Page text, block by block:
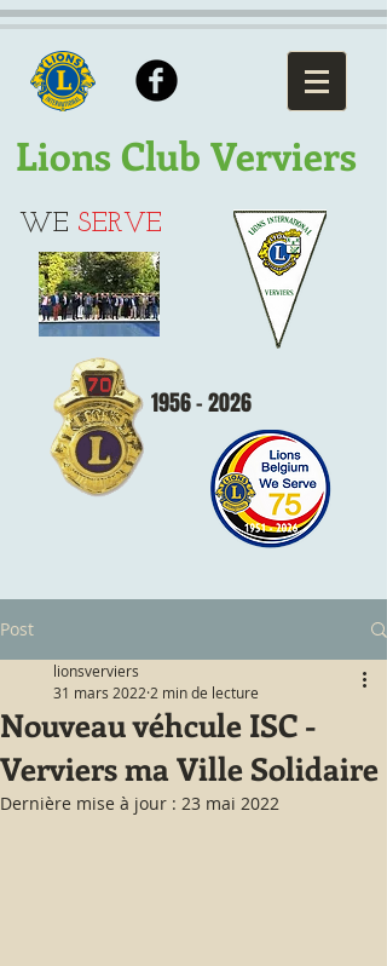
Lions Club Verviers
WE SERVE
1956 - 2026
Post
Nouveau véhcule ISC -
Verviers ma Ville Solidaire
lionsverviers
31 mars 2022 2 min de lecture
Dernière mise à jour : 23 mai 2022